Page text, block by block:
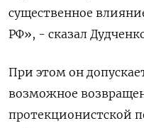
существенное
РФ», - сказал
При этом он
возможное
протекционистской